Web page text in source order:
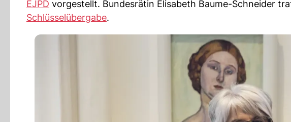
EJPD vorgestellt. Bundesrätin Elisabeth Baume-Schneider
Schlüsselübergabe.